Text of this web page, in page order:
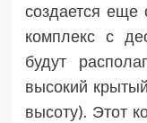
создается
комплекс с
будут
высокий
высоту). Этот